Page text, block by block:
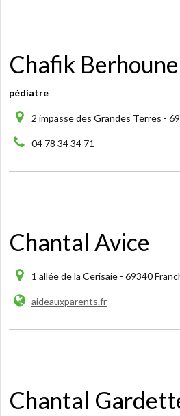
Chafik Berhoune
pédiatre
2 impasse des Grandes Terres -
04 78 34 34 71
Chantal Avice
1 allée de la Cerisaie - 69340
aideauxparents.fr
Chantal